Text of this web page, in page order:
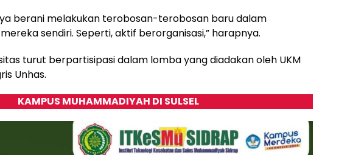
berani melakukan terobosan-terobosan baru dalam
sendiri. Seperti, aktif berorganisasi,” harapnya.
turut berpartisipasi dalam lomba yang diadakan oleh UKM
Unhas.
KAMPUS MUHAMMADIYAH DI SULSEL